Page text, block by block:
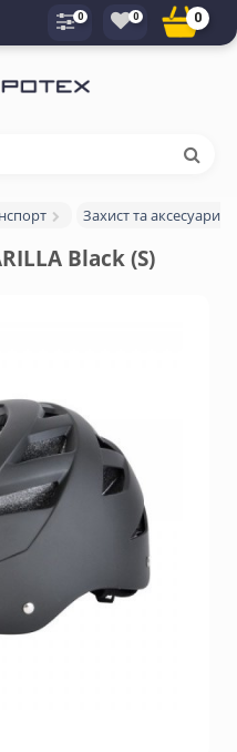
0
0 0
Захист та аксесуари
Black (S)